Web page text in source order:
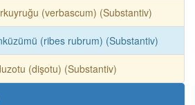
(verbascum) (Substantiv)
(ribes rubrum) (Substantiv)
(dişotu) (Substantiv)